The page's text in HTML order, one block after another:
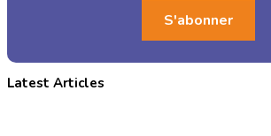
Latest Articles